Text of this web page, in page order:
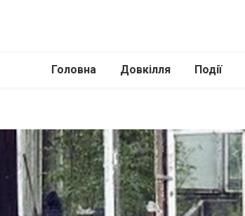
Головна Довкілля
Подорожі
Події
Інше